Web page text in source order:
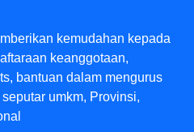
kemudahan kepada
keanggotaan,
bantuan dalam mengurus
umkm, Provinsi,